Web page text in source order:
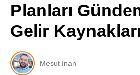
Planları
Gelir
Mesut İnan